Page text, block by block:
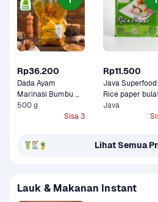
Rp36.200
Dada Ayam
Marinasi Bumbu
Kuning Sayurbox
500 g
Sisa 3
Rp11.500
Java Superfood
Rice paper
100 gram
Java
Lihat Semua
Lauk & Makanan Instant